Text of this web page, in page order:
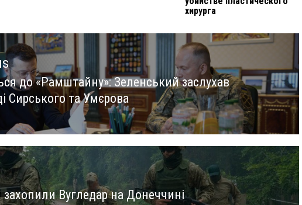
хирурга
до «Рамштайну»: Зеленський заслухав
Сирського та Умєрова
захопили Вугледар на Донеччині